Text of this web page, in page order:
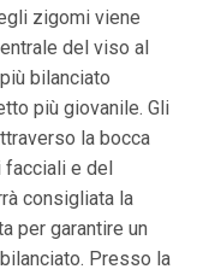
zigomi viene
del viso al
bilanciato
più giovanile. Gli
la bocca
facciali e del
consigliata la
per garantire un
Presso la